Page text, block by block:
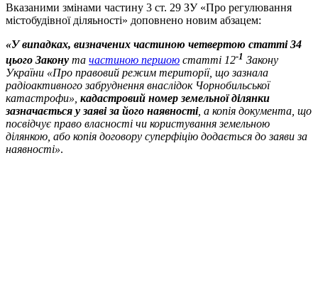
Вказаними змінами частину 3 ст. 29 ЗУ «Про регулювання
містобудівної діляьності» доповнено новим абзацем:
«У випадках, визначених частиною четвертою статті 34
цього Закону та частиною першою статті 12-1 Закону
України «Про правовий режим території, що зазнала
радіоактивного забруднення внаслідок Чорнобильської
катастрофи», кадастровий номер земельної ділянки
зазначається у заяві за його наявності, а копія документа, що
посвідчує право власності чи користування земельною
ділянкою, або копія договору суперфіцію додається до заяви за
наявності».